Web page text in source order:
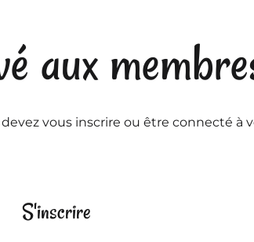
aux
vous inscrire ou être connecté à
S'inscrire